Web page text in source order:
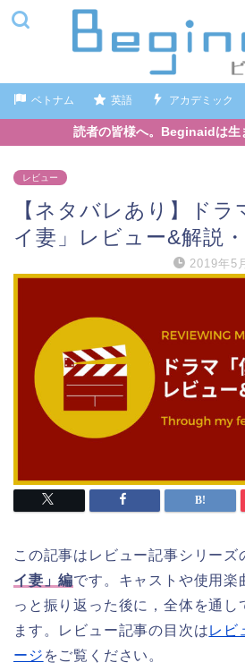
ベトナム 英語 アカデミック
読者の皆様へ。Beginaidは生
レビュー
【ネタバレあり】ド
イ妻」レビュー&解説・
2019年5
この記事はレビュー記事シリーズ
イ妻」編です。キャストや使用楽
っと振り返った後に，全体を通し
ます。レビュー記事の目次はレビ
ージ をご覧ください。